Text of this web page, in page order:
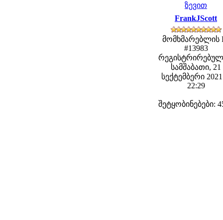
ზევით
FrankJScott
მომხმარებლის
#13983
სამშაბათი, 21
სექტემბერი
22:29
შეტყობინებები: